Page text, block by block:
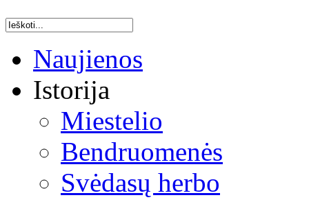
Naujienos
Istorija
Miestelio
Bendruomenės
Svėdasų herbo